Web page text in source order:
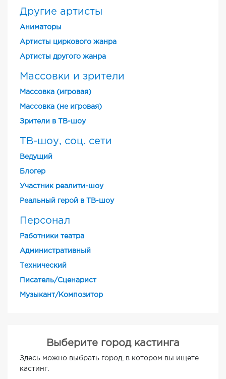
Другие артисты
Аниматоры
Артисты циркового жанра
Артисты другого жанра
Массовки и зрители
Массовка (игровая)
Массовка (не игровая)
Зрители в ТВ-шоу
ТВ-шоу, соц. сети
Ведущий
Блогер
Участник реалити-шоу
Реальный герой в ТВ-шоу
Персонал
Работники театра
Административный
Технический
Писатель/Сценарист
Музыкант/Композитор
Выберите город кастинга
Здесь можно выбрать город, в котором вы ищете
кастинг.